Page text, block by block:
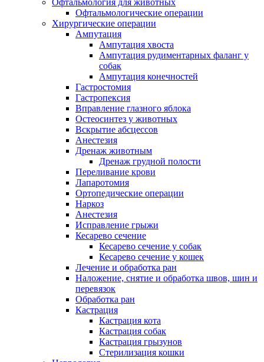
Офтальмология для животных
Офтальмологические операции
Хирургические операции
Ампутация
Ампутация хвоста
Ампутация рудиментарных фаланг у
собак
Ампутация конечностей
Гастростомия
Гастропексия
Вправление глазного яблока
Остеосинтез у животных
Вскрытие абсцессов
Анестезия
Дренаж животным
Дренаж грудной полости
Переливание крови
Лапаротомия
Ортопедические операции
Наркоз
Анестезия
Исправление грыжи
Кесарево сечение
Кесарево сечение у собак
Кесарево сечение у кошек
Лечение и обработка ран
Наложение, снятие и обработка швов, шин и
перевязок
Обработка ран
Кастрация
Кастрация кота
Кастрация собак
Кастрация грызунов
Стерилизация кошки